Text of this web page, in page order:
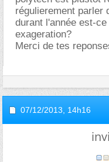
régulierement parler
durant l'année est-
exageration?
Merci de tes
07/12/2013, 14h16